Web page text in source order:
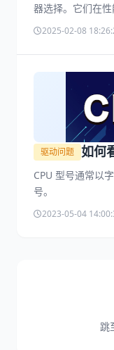
器选择。它们在
需求和预算。那
的使用需求做出
2025-02-08
驱动问题 如何
CPU 型号通常以
号。
2023-05-04
跳